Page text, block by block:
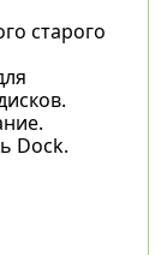
старого
Dock.